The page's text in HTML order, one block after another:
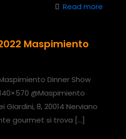
Read more
Maspimiento
Dinner Show
@Maspimiento
Giardini, 8, 20014 Nerviano
gourmet si trova […]